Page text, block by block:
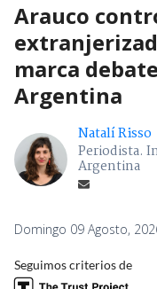
Arauco
marca
Argentina
Natalí Risso
Periodista.
Argentina
Domingo 09 Agosto,
Seguimos criterios de